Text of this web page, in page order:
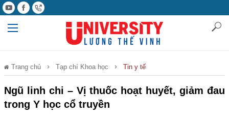
Trang chủ Tạp chí Khoa học Tin y tế
Ngũ linh chi – Vị thuốc hoạt huyết, giảm đau
trong Y học cổ truyền